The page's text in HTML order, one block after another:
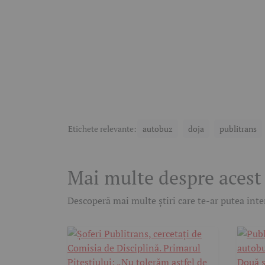
Etichete relevante: autobuz doja publitrans
Mai multe despre
Descoperă mai multe știri care te-ar putea